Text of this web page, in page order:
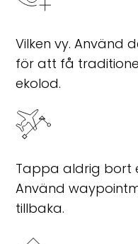
Vilken vy. Använd
för att få
ekolod.
Tappa aldrig bort
Använd
tillbaka.